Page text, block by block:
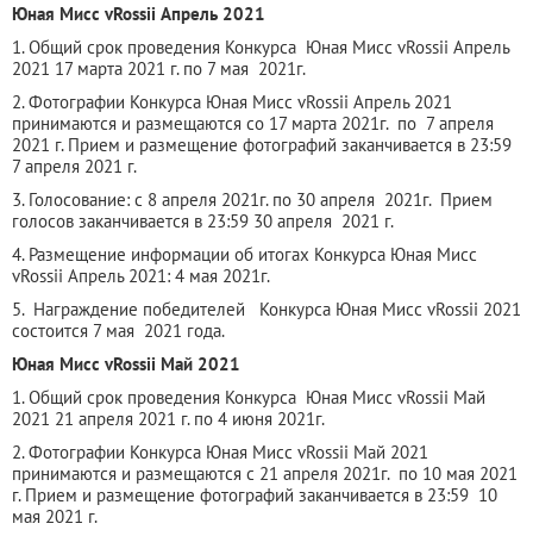
Юная Мисс vRossii Апрель 2021
1. Общий срок проведения Конкурса Юная Мисс vRossii Апрель
2021 17 марта 2021 г. по 7 мая 2021г.
2. Фотографии Конкурса Юная Мисс vRossii Апрель 2021
принимаются и размещаются со 17 марта 2021г. по 7 апреля
2021 г. Прием и размещение фотографий заканчивается в 23:59
7 апреля 2021 г.
3. Голосование: с 8 апреля 2021г. по 30 апреля 2021г. Прием
голосов заканчивается в 23:59 30 апреля 2021 г.
4. Размещение информации об итогах Конкурса Юная Мисс
vRossii Апрель 2021: 4 мая 2021г.
5. Награждение победителей Конкурса Юная Мисс vRossii 2021
состоится 7 мая 2021 года.
Юная Мисс vRossii Май 2021
1. Общий срок проведения Конкурса Юная Мисс vRossii Май
2021 21 апреля 2021 г. по 4 июня 2021г.
2. Фотографии Конкурса Юная Мисс vRossii Май 2021
принимаются и размещаются с 21 апреля 2021г. по 10 мая 2021
г. Прием и размещение фотографий заканчивается в 23:59 10
мая 2021 г.